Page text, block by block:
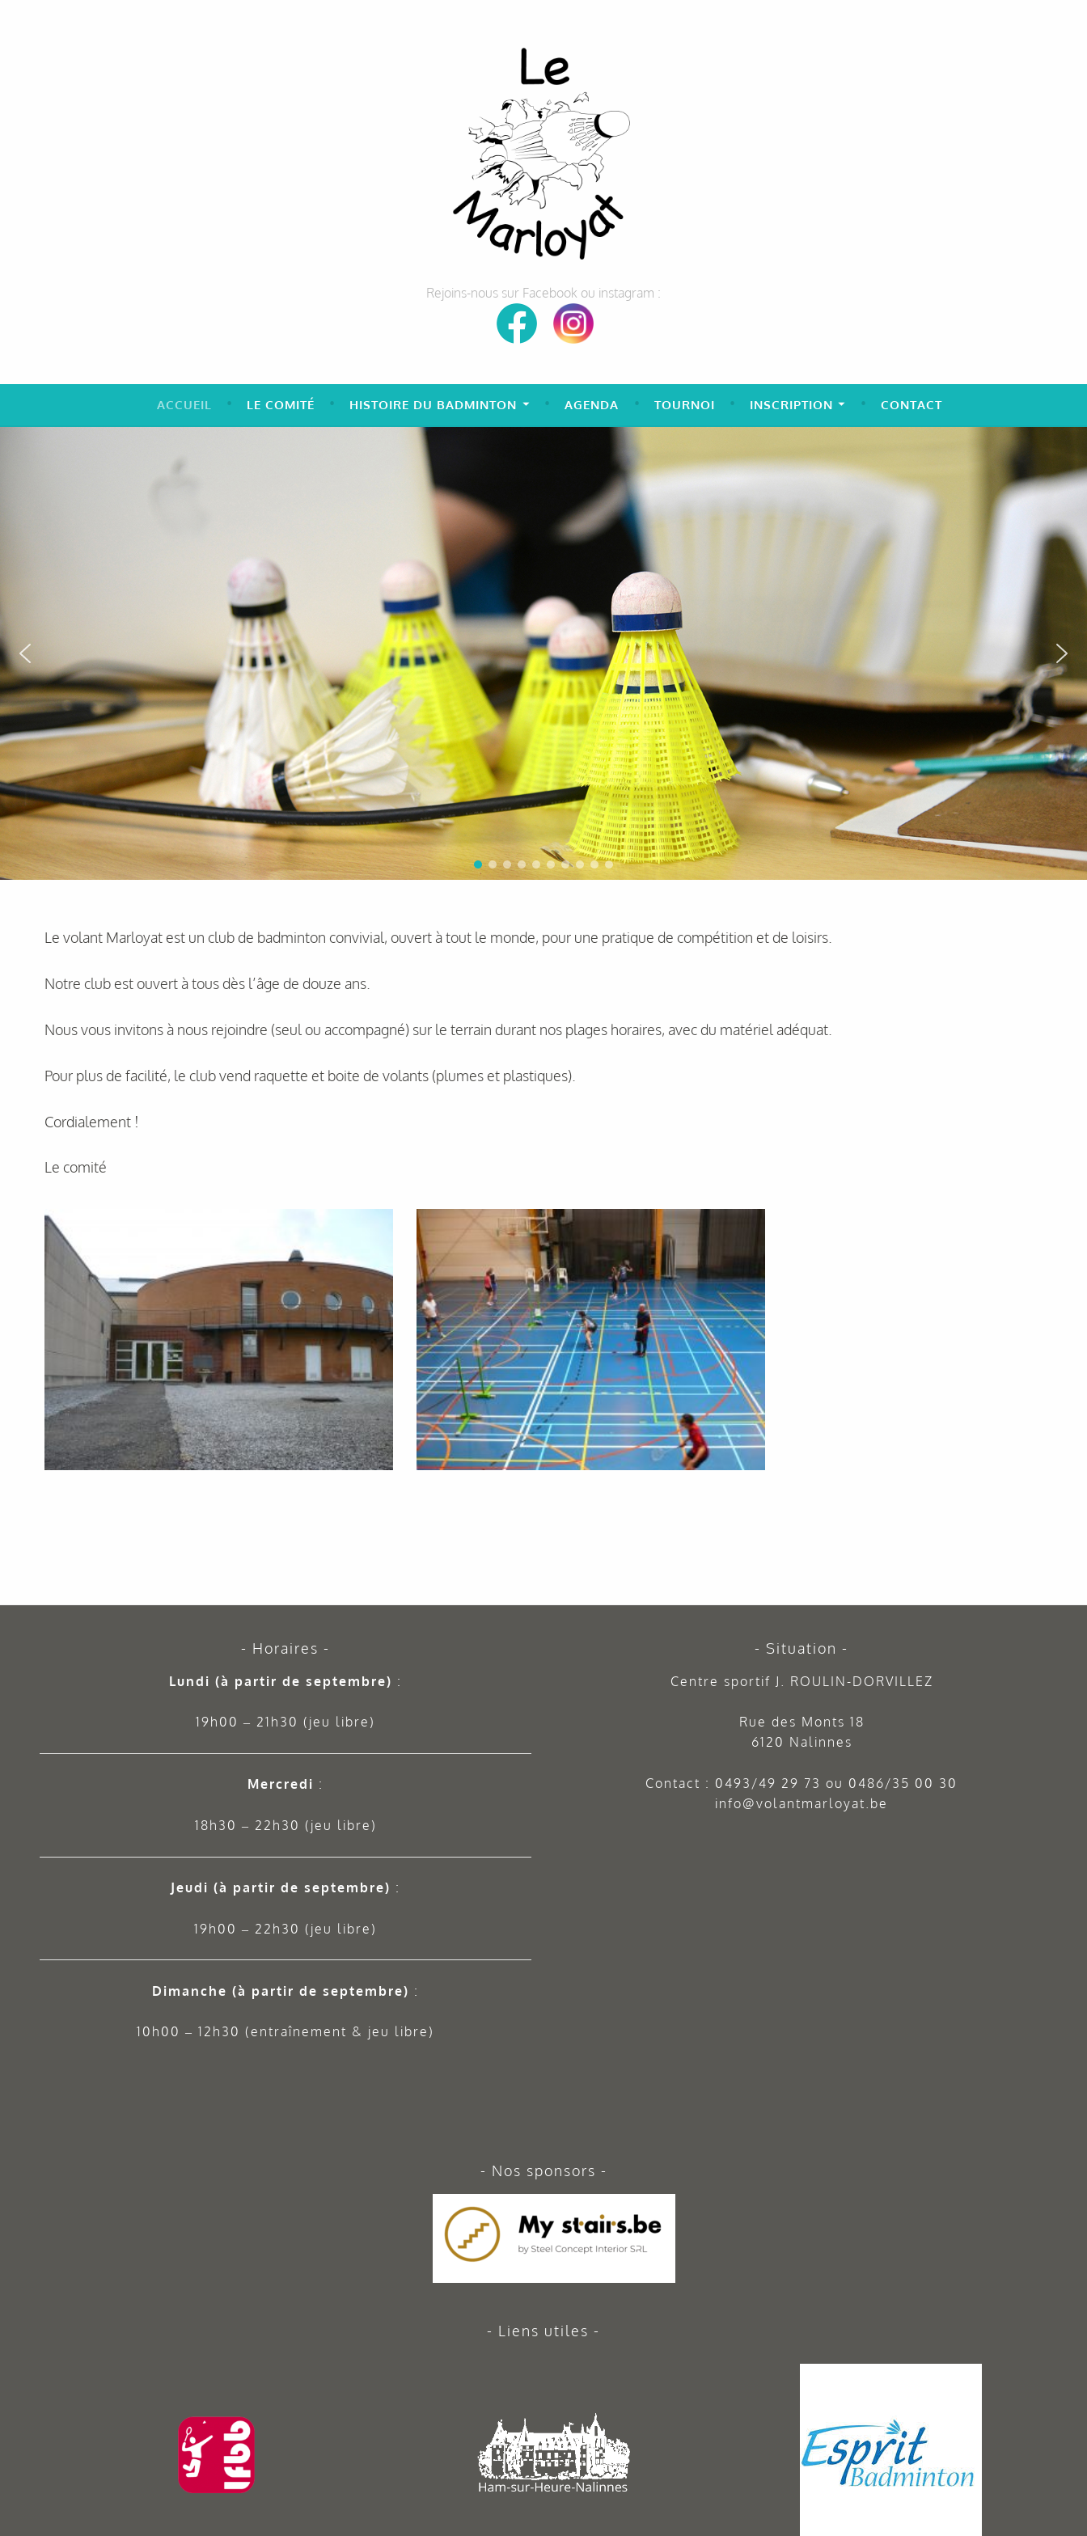
Rejoins-nous sur Facebook ou instagram :
ACCUEIL LE COMITÉ HISTOIRE DU BADMINTON AGENDA TOURNOI INSCRIPTION CONTACT
Le volant Marloyat est un club de badminton convivial, ouvert à tout le monde, pour une pratique de compétition et de loisirs.
Notre club est ouvert à tous dès l’âge de douze ans.
Nous vous invitons à nous rejoindre (seul ou accompagné) sur le terrain durant nos plages horaires, avec du matériel adéquat.
Pour plus de facilité, le club vend raquette et boite de volants (plumes et plastiques).
Cordialement !
Le comité
Horaires
Lundi (à partir de septembre) :
19h00 – 21h30 (jeu libre)
Mercredi :
18h30 – 22h30 (jeu libre)
Jeudi (à partir de septembre) :
19h00 – 22h30 (jeu libre)
Dimanche (à partir de septembre) :
10h00 – 12h30 (entraînement & jeu libre)
Situation
Centre sportif J. ROULIN-DORVILLEZ
Rue des Monts 18
6120 Nalinnes
Contact : 0493/49 29 73 ou 0486/35 00 30
info@volantmarloyat.be
Nos sponsors
Liens utiles